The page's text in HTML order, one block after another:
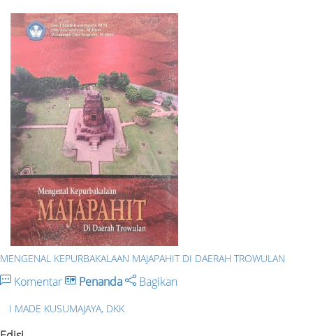
MENGENAL KEPURBAKALAAN MAJAPAHIT DI DAERAH TROWULAN
Komentar Penanda Bagikan
I MADE KUSUMAJAYA, DKK